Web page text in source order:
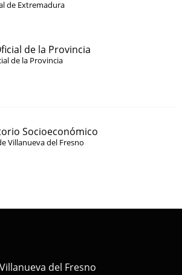
de Extremadura
de la Provincia
de la Provincia
Socioeconómico
Villanueva del Fresno
del Fresno